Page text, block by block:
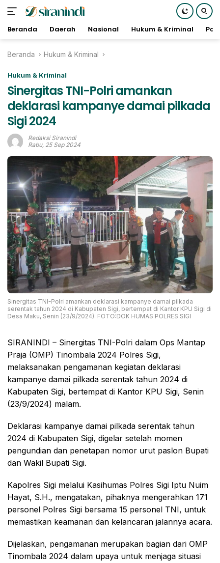
Beranda Daerah Nasional Hukum & Kriminal
Beranda Hukum & Kriminal
Hukum & Kriminal
Sinergitas TNI-Polri amankan
deklarasi kampanye damai pilkada
Sigi 2024
Redaksi Siranindi
Rabu, 25 Sep 2024
Sinergitas TNI-Polri amankan deklarasi kampanye damai pilkada
serentak tahun 2024 di Kabupaten Sigi, bertempat di Kantor KPU Sigi di
Desa Maku, Senin (23/9/2024). FOTO:DOK HUMAS POLRES SIGI
SIRANINDI – Sinergitas TNI-Polri dalam Ops Mantap
Praja (OMP) Tinombala 2024 Polres Sigi,
melaksanakan pengamanan kegiatan deklarasi
kampanye damai pilkada serentak tahun 2024 di
Kabupaten Sigi, bertempat di Kantor KPU Sigi, Senin
(23/9/2024) malam.
Deklarasi kampanye damai pilkada serentak tahun
2024 di Kabupaten Sigi, digelar setelah momen
pengundian dan penetapan nomor urut paslon Bupati
dan Wakil Bupati Sigi.
Kapolres Sigi melalui Kasihumas Polres Sigi Iptu Nuim
Hayat, S.H., mengatakan, pihaknya mengerahkan 171
personel Polres Sigi bersama 15 personel TNI, untuk
memastikan keamanan dan kelancaran jalannya acara.
Dijelaskan, pengamanan merupakan bagian dari OMP
Tinombala 2024 dalam upaya untuk menjaga situasi